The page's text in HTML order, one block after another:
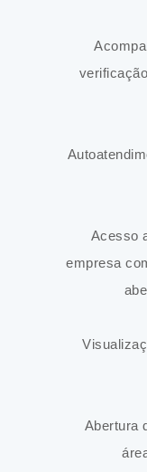
Acesso
empresa
Abertura